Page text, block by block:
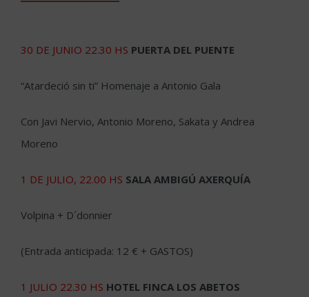
30 DE JUNIO 22.30 HS PUERTA DEL PUENTE
“Atardeció sin ti” Homenaje a Antonio Gala
Con Javi Nervio, Antonio Moreno, Sakata y Andrea
Moreno
1 DE JULIO, 22.00 HS SALA AMBIGÚ AXERQUÍA
Volpina + D´donnier
(Entrada anticipada: 12 € + GASTOS)
1 JULIO 22.30 HS HOTEL FINCA LOS ABETOS